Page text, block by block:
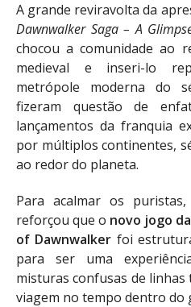
A grande reviravolta da
Dawnwalker Saga – A
chocou a comunidade ao
medieval e inseri-lo
metrópole moderna do
fizeram questão de
lançamentos da franquia
por múltiplos continentes,
ao redor do planeta.
Para acalmar os
reforçou que o novo jogo
of Dawnwalker foi
para ser uma
misturas confusas de
viagem no tempo dentro do